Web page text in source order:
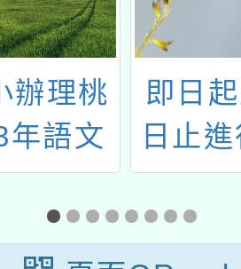
辦理桃
年語文
演說推
營
即日
日止
代的
論